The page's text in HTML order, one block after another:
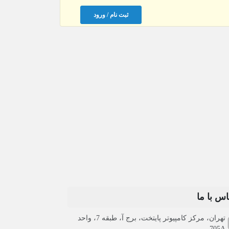
ثبت نام / ورود
با ما
تهران، مرکز کامپیوتر پایتخت، برج آ، طبقه 7، واحد